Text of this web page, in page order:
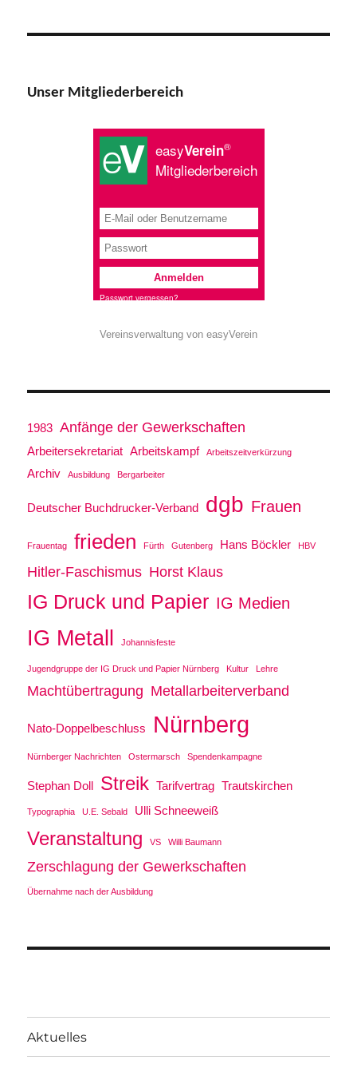
Unser Mitgliederbereich
Vereinsverwaltung von easyVerein
1983 Anfänge der Gewerkschaften
Arbeitersekretariat Arbeitskampf Arbeitszeitverkürzung
Archiv Ausbildung Bergarbeiter
Deutscher Buchdrucker-Verband dgb Frauen
Frauentag frieden Fürth Gutenberg Hans Böckler HBV
Hitler-Faschismus Horst Klaus
IG Druck und Papier IG Medien
IG Metall Johannisfeste
Jugendgruppe der IG Druck und Papier Nürnberg Kultur Lehre
Machtübertragung Metallarbeiterverband
Nato-Doppelbeschluss Nürnberg
Nürnberger Nachrichten Ostermarsch Spendenkampagne
Stephan Doll Streik Tarifvertrag Trautskirchen
Typographia U.E. Sebald Ulli Schneeweiß
Veranstaltung VS Willi Baumann
Zerschlagung der Gewerkschaften
Übernahme nach der Ausbildung
Aktuelles